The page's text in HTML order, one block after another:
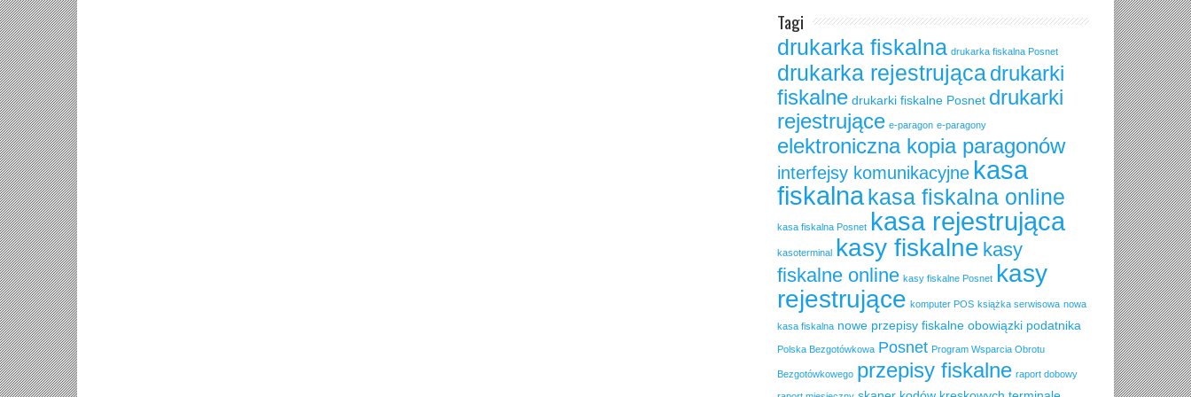
Tagi
drukarka fiskalna drukarka fiskalna Posnet
drukarka rejestrującadrukarki
fiskalne drukarki fiskalne Posnet drukarki
rejestrujące e-paragon e-paragony
elektroniczna kopia paragonów
interfejsy komunikacyjne kasa
fiskalnakasa fiskalna online
kasa fiskalna Posnet kasa rejestrująca
kasoterminal kasy fiskalne kasy
fiskalne online kasy fiskalne Posnet
kasy
rejestrujące komputer POS książka serwisowa nowa
kasa fiskalna nowe przepisy fiskalne obowiązki podatnika
Polska Bezgotówkowa Posnet Program Wsparcia Obrotu
Bezgotówkowego przepisy fiskalne raport dobowy